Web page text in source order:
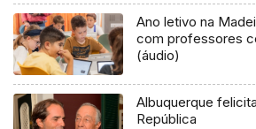
Ano letivo na
com professores
(áudio)
Albuquerque
República